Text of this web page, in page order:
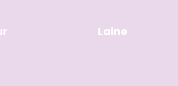
Laine